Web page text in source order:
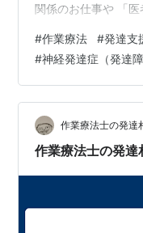
関係のお仕事や 「
「作業療法士」って
「作業療法士」は”
も”生活動作”に焦点
す。 対象は子ども
とに専門はあります
活”に関するリハビ
#作業療法 #発達支
#神経発達症（発達障
作業療法士の発達
作業療法士の発達